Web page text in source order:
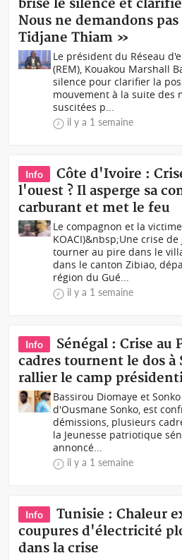
brise le silence et
Nous ne demandons
Tidjane Thiam »
Le président du Réseau
(REM), Kouakou Marshall
silence pour clarifier la
mouvement à la suite des
suscitées p...
il y a 1 semaine
Info
Côte d'Ivoire :
l'ouest ? Il asperge sa
carburant et met le feu
Le compagnon et la
KOACI)&nbsp;Une crise
tourner au pire dans le
dans le canton Zibiao,
région du Gué...
il y a 1 semaine
Info
Sénégal : Crise au
cadres tournent le dos à
rallier le camp
Bassirou Diomaye et
d'Ousmane Sonko, est
démissions, plusieurs
la Jeunesse patriotique
annoncé...
il y a 1 semaine
Info
Tunisie : Chaleur
coupures d'électricité
dans la crise